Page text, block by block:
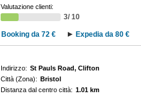
Valutazione clienti:
3/ 10
Booking da 72 € Expedia da 80 €
Indirizzo: St Pauls Road, Clifton
Città (Zona): Bristol
Distanza dal centro città: 1.01 km